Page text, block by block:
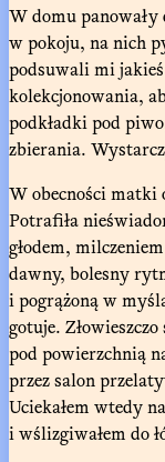
W domu
w pokoju, na nich
podsuwali mi
kolekcjonowania,
podkładki pod
zbierania.
W obecności matki
Potrafiła
głodem,
dawny, bolesny
i pogrążoną w
gotuje.
pod powierzchnią
przez salon
Uciekałem wtedy
i wślizgiwałem do